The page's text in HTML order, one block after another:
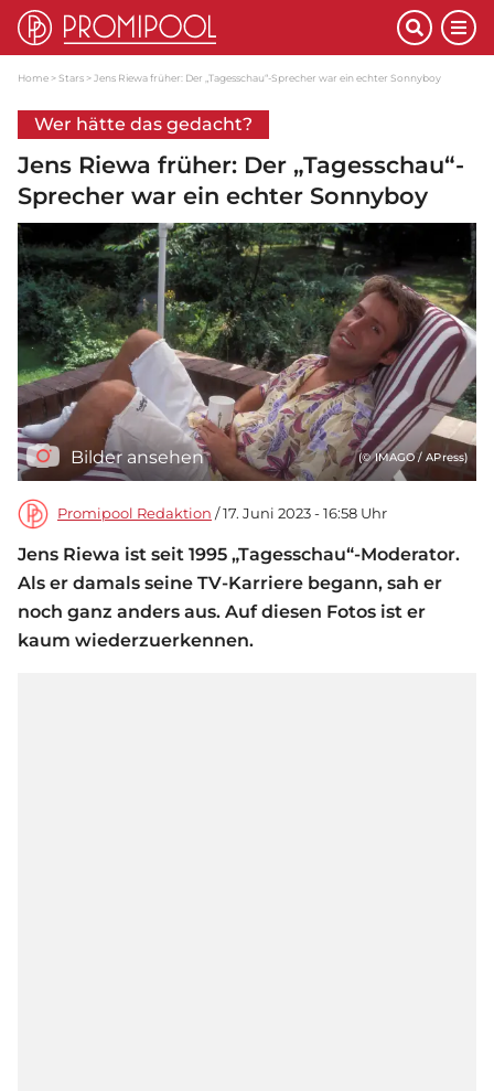
Home Stars Jens Riewa früher: Der „Tagesschau“-Sprecher war ein echter Sonnyboy
Wer hätte das gedacht?
Jens Riewa früher: Der „Tagesschau“-
Sprecher war ein echter Sonnyboy
Bilder ansehen (© IMAGO / APress)
Promipool Redaktion / 17. Juni 2023 - 16:58 Uhr
Jens Riewa ist seit 1995 „Tagesschau“-Moderator.
Als er damals seine TV-Karriere begann, sah er
noch ganz anders aus. Auf diesen Fotos ist er
kaum wiederzuerkennen.